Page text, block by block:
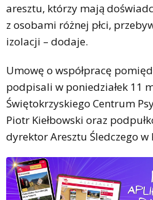
aresztu, którzy mają
z osobami różnej płci,
izolacji – dodaje.
Umowę o współpracę
podpisali w poniedziałek 11
Świętokrzyskiego Centrum
Piotr Kiełbowski oraz
dyrektor Aresztu Śledczego w